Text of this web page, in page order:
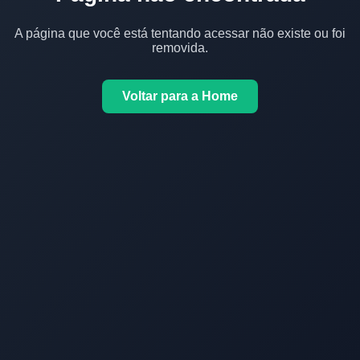
A página que você está tentando acessar não existe ou foi
removida.
Voltar para a Home